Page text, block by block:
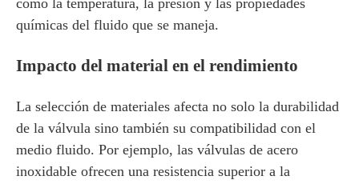
como la temperatura, la presión y las propiedades
químicas del fluido que se maneja.
Impacto del material en el rendimiento
La selección de materiales afecta no solo la durabilidad
de la válvula sino también su compatibilidad con el
medio fluido. Por ejemplo, las válvulas de acero
inoxidable ofrecen una resistencia superior a la